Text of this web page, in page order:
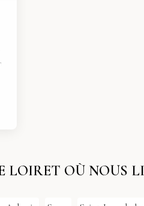
LOIRET OÙ NOUS